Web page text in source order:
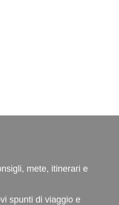
mete, itinerari e
spunti di viaggio e